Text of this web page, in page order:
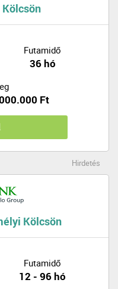
Futamidő
36 hó
Ft
Hirdetés
Kölcsön
Futamidő
12 - 96 hó